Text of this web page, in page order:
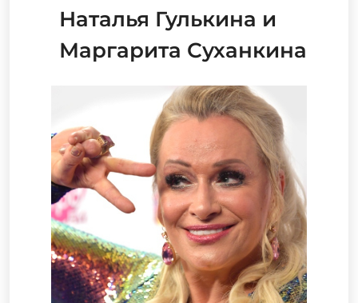
Наталья Гулькина и
Маргарита Суханкина